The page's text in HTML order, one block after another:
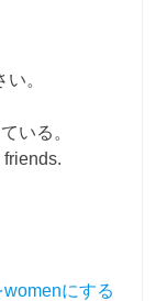
。
いる。
にする